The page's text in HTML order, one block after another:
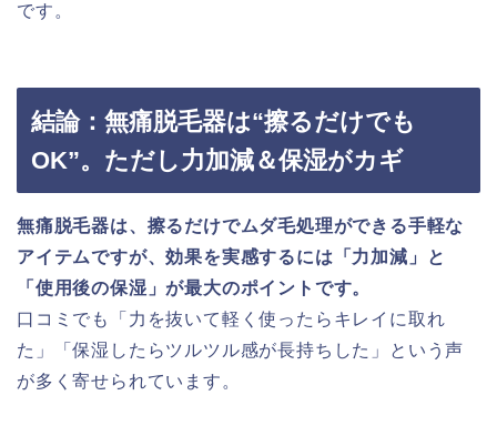
です。
結論：無痛脱毛器は“擦るだけでも
OK”。ただし力加減＆保湿がカギ
無痛脱毛器は、擦るだけでムダ毛処理ができる手軽な
アイテムですが、効果を実感するには「力加減」と
「使用後の保湿」が最大のポイントです。
口コミでも「力を抜いて軽く使ったらキレイに取れ
た」「保湿したらツルツル感が長持ちした」という声
が多く寄せられています。